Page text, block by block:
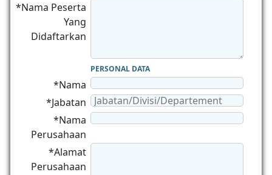
*Nama Peserta
Yang
Didaftarkan
PERSONAL DATA
*Nama
*Jabatan
*Nama
Perusahaan
*Alamat
Perusahaan